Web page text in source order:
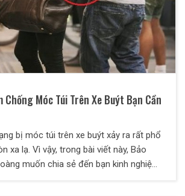
Chống Móc Túi Trên Xe Buýt Bạn Cần
bị móc túi trên xe buýt xảy ra rất phổ
xa lạ. Vì vậy, trong bài viết này, Bảo
muốn chia sẻ đến bạn kinh nghiệm